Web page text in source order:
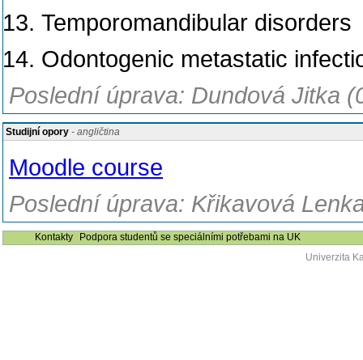
Temporomandibular disorders
Odontogenic metastatic
Poslední úprava: Dundová Jitka
Studijní opory - angličtina
Moodle course
Poslední úprava: Křikavová
Kontakty
Podpora studentů se speciálními potřebami na UK
Univerzita